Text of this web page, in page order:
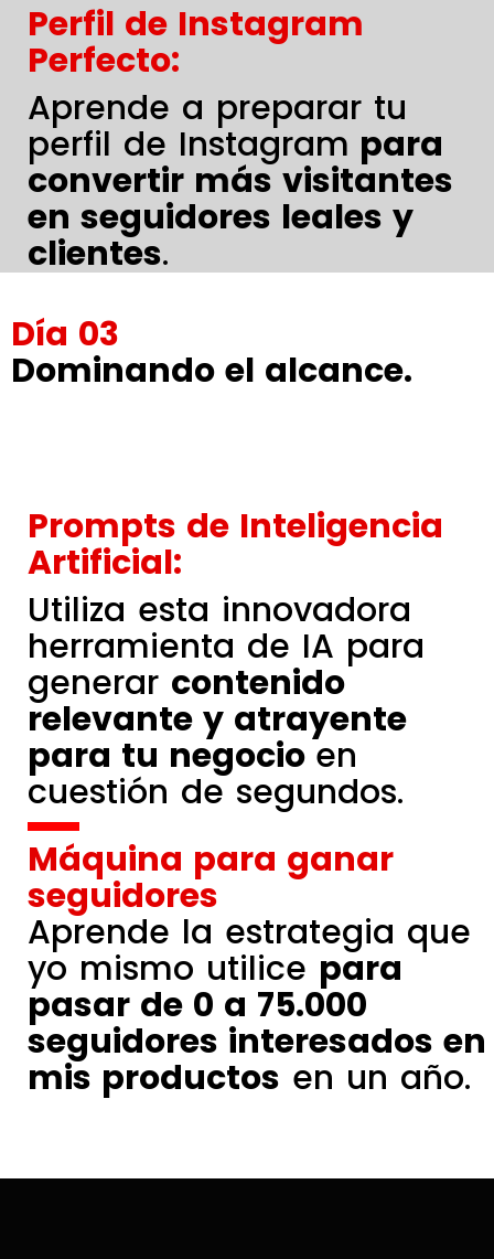
Perfil de Instagram
Perfecto:
Aprende a preparar tu
perfil de Instagram para
convertir más visitantes
en seguidores leales y
clientes.
Día 03
Dominando el alcance.
Prompts de Inteligencia
Artificial:
Utiliza esta innovadora
herramienta de IA para
generar contenido
relevante y atrayente
para tu negocio en
cuestión de segundos.
Máquina para ganar
seguidores
Aprende la estrategia que
yo mismo utilice para
pasar de 0 a 75.000
seguidores interesados en
mis productos en un año.